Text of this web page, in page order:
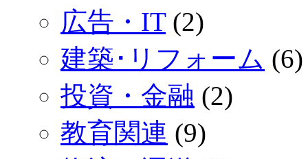
広告・IT(2)
建築･リフォーム (6)
投資・金融 (2)
教育関連 (9)